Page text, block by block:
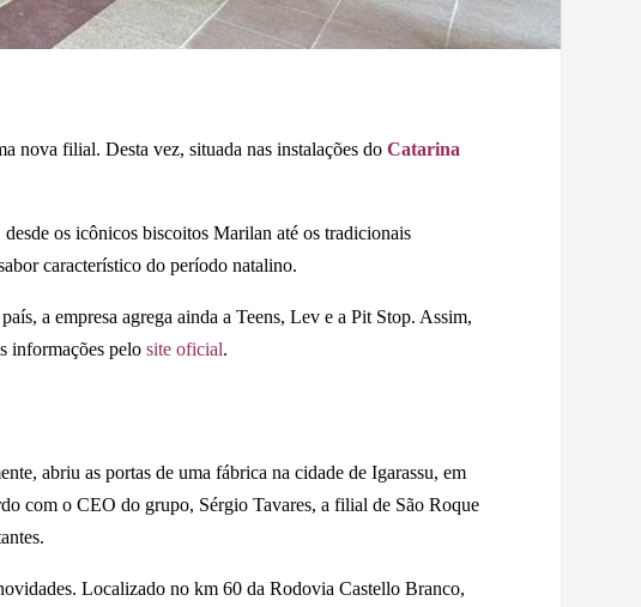
nova filial. Desta vez, situada nas instalações doCatarina
os icônicos biscoitos Marilan até os tradicionais
característico do período natalino.
a empresa agrega ainda a Teens, Lev e a Pit Stop. Assim,
informações pelosite oficial.
abriu as portas de uma fábrica na cidade de Igarassu, em
com o CEO do grupo, Sérgio Tavares, a filial de São Roque
Localizado no km 60 da Rodovia Castello Branco,